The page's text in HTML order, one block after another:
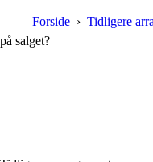
Forside Tidligere
på salget?